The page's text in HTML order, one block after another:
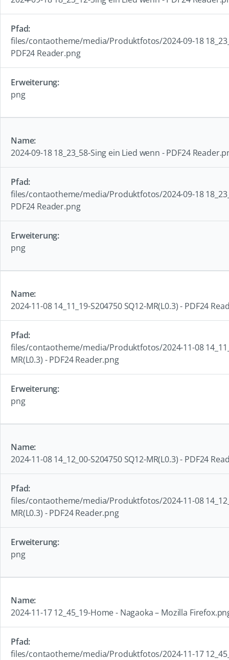
files/contaotheme/media/Produktfotos/2024-09-18
PDF24 Reader.png
png
2024-09-18 18_23_58-Sing ein Lied wenn - PDF24
files/contaotheme/media/Produktfotos/2024-09-18
PDF24 Reader.png
png
2024-11-08 14_11_19-S204750 SQ12-MR(L0.3) - PDF24
files/contaotheme/media/Produktfotos/2024-11-08
MR(L0.3) - PDF24 Reader.png
png
2024-11-08 14_12_00-S204750 SQ12-MR(L0.3) - PDF24
files/contaotheme/media/Produktfotos/2024-11-08
MR(L0.3) - PDF24 Reader.png
png
2024-11-17 12_45_19-Home - Nagaoka – Mozilla
files/contaotheme/media/Produktfotos/2024-11-17